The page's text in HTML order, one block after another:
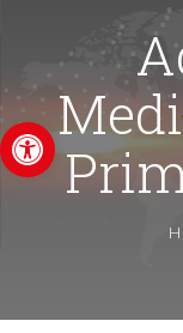
Abrir barra
Admitidos